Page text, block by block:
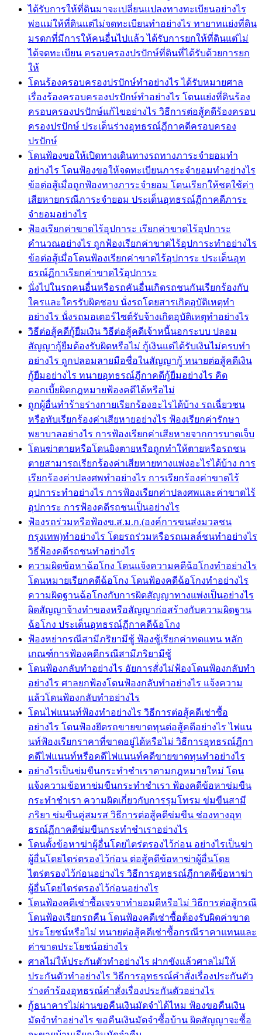
ได้รับการให้ที่ดินมาจะเปลี่ยนแปลงทางทะเบียนอย่างไร
พ่อแม่ให้ที่ดินแต่ไม่จดทะเบียนทำอย่างไร ทายาทแย่งที่ดิน
มรดกที่มีการให้คนอื่นไปแล้ว ได้รับการยกให้ที่ดินแต่ไม่
ได้จดทะเบียน ครอบครองปรปักษ์ที่ดินที่ได้รับด้วยการยก
ให้
โดนร้องครอบครองปรปักษ์ทำอย่างไร ได้รับหมายศาล
เรื่องร้องครอบครองปรปักษ์ทำอย่างไร โดนแย่งที่ดินร้อง
ครอบครองปรปักษ์แก้ไขอย่างไร วิธีการต่อสู้คดีร้องครอบ
ครองปรปักษ์ ประเด็นร่างอุทธรณ์ฏีกาคดีครอบครอง
ปรปักษ์
โดนฟ้องขอให้เปิดทางเดินทางรถทางภาระจำยอมทำ
อย่างไร โดนฟ้องขอให้จดทะเบียนภาระจำยอมทำอย่างไร
ข้อต่อสู้เมื่อถูกฟ้องทางภาระจำยอม โดนเรียกให้ชดใช้ค่า
เสียหายกรณีภาระจำยอม ประเด็นอุทธรณ์ฏีกาคดีภาระ
จำยอมอย่างไร
ฟ้องเรียกค่าขาดไร้อุปการะ เรียกค่าขาดไร้อุปการะ
คำนวณอย่างไร ถูกฟ้องเรียกค่าขาดไร้อุปการะทำอย่างไร
ข้อต่อสู้เมื่อโดนฟ้องเรียกค่าขาดไร้อุปการะ ประเด็นอุท
ธรณ์ฏีกาเรียกค่าขาดไร้อุปการะ
นั่งไปในรถคนอื่นหรือรถคันอื่นเกิดรถชนกันเรียกร้องกับ
ใครและใครรับผิดชอบ นั่งรถโดยสารเกิดอุบัติเหตุทำ
อย่างไร นั่งรถมอเตอร์ไซต์รับจ้างเกิดอุบัติเหตุทำอย่างไร
วิธีต่อสู้คดีกู้ยืมเงิน วิธีต่อสู้คดีเจ้าหนี้นอกระบบ ปลอม
สัญญากู้ยืมต้องรับผิดหรือไม่ กู้เงินแต่ได้รับเงินไม่ครบทำ
อย่างไร ถูกปลอมลายมือชื่อในสัญญากู้ ทนายต่อสู้คดีเงิน
กู้ยืมอย่างไร ทนายอุทธรณ์ฏีกาคดีกู้ยืมอย่างไร คิด
ดอกเบี้ยผิดกฎหมายฟ้องคดีได้หรือไม่
ถูกผู้อื่นทำร้ายร่างกายเรียกร้องอะไรได้บ้าง รถเฉี่ยวชน
หรือทับเรียกร้องค่าเสียหายอย่างไร ฟ้องเรียกค่ารักษา
พยาบาลอย่างไร การฟ้องเรียกค่าเสียหายจากการบาดเจ็บ
โดนฆ่าตายหรือโดนยิงตายหรือถูกทำให้ตายหรือรถชน
ตายสามารถเรียกร้องค่าเสียหายทางแพ่งอะไรได้บ้าง การ
เรียกร้องค่าปลงศพทำอย่างไร การเรียกร้องค่าขาดไร้
อุปการะทำอย่างไร การฟ้องเรียกค่าปลงศพและค่าขาดไร้
อุปการะ การฟ้องคดีรถชนเป็นอย่างไร
ฟ้องรถร่วมหรือฟ้องข.ส.ม.ก.(องค์การขนส่งมวลชน
กรุงเทพ)ทำอย่างไร โดยรถร่วมหรือรถเมลล์ชนทำอย่างไร
วิธีฟ้องคดีรถชนทำอย่างไร
ความผิดข้อหาฉ้อโกง โดนแจ้งความคดีฉ้อโกงทำอย่างไร
โดนหมายเรียกคดีฉ้อโกง โดนฟ้องคดีฉ้อโกงทำอย่างไร
ความผิดฐานฉ้อโกงกับการผิดสัญญาทางแพ่งเป็นอย่างไร
ผิดสัญญาจ้างทำของหรือสัญญาก่อสร้างกับความผิดฐาน
ฉ้อโกง ประเด็นอุทธรณ์ฏีกาคดีฉ้อโกง
ฟ้องหย่ากรณีสามีภริยามีชู้ ฟ้องชู้เรียกค่าทดแทน หลัก
เกณฑ์การฟ้องคดีกรณีสามีภริยามีชู้
โดนฟ้องกลับทำอย่างไร อัยการสั่งไม่ฟ้องโดนฟ้องกลับทำ
อย่างไร ศาลยกฟ้องโดนฟ้องกลับทำอย่างไร แจ้งความ
แล้วโดนฟ้องกลับทำอย่างไร
โดนไฟแนนท์ฟ้องทำอย่างไร วิธีการต่อสู้คดีเช่าซื้อ
อย่างไร โดนฟ้องยึดรถขายขาดทุนต่อสู้คดีอย่างไร ไฟแน
นท์ฟ้องเรียกราคาที่ขาดอยู่ได้หรือไม่ วิธีการอุทธรณ์ฏีกา
คดีไฟแนนท์หรือคดีไฟแนนท์คดีขายขาดทุนทำอย่างไร
อย่างไรเป็นข่มขืนกระทำชำเราตามกฎหมายใหม่ โดน
แจ้งความข้อหาข่มขืนกระทำชำเรา ฟ้องคดีข้อหาข่มขืน
กระทำชำเรา ความผิดเกี่ยวกับการรุมโทรม ข่มขืนสามี
ภริยา ข่มขืนคู่สมรส วิธีการต่อสู้คดีข่มขืน ช่องทางอุท
ธรณ์ฏีกาคดีข่มขืนกระทำชำเราอย่างไร
โดนตั้งข้อหาฆ่าผู้อื่นโดยไตร่ตรองไว้ก่อน อย่างไรเป็นฆ่า
ผู้อื่นโดยไตร่ตรองไว้ก่อน ต่อสู้คดีข้อหาฆ่าผู้อื่นโดย
ไตร่ตรองไว้ก่อนอย่างไร วิธีการอุทธรณ์ฏีกาคดีข้อหาฆ่า
ผู้อื่นโดยไตร่ตรองไว้ก่อนอย่างไร
โดนฟ้องคดีเช่าซื้อเจรจาทำยอมดีหรือไม่ วิธีการต่อสู้กรณี
โดนฟ้องเรียกรถคืน โดนฟ้องคดีเช่าซื้อต้องรับผิดค่าขาด
ประโยชน์หรือไม่ ทนายต่อสู้คดีเช่าซื้อกรณีราคาแทนและ
ค่าขาดประโยชน์อย่างไร
ศาลไม่ให้ประกันตัวทำอย่างไร ฝากขังแล้วศาลไม่ให้
ประกันตัวทำอย่างไร วิธีการอุทธรณ์คำสั่งเรื่องประกันตัว
ร่างคำร้องอุทธรณ์คำสั่งเรื่องประกันตัวอย่างไร
กู้ธนาคารไม่ผ่านขอคืนเงินมัดจำได้ไหม ฟ้องขอคืนเงิน
มัดจำทำอย่างไร ขอคืนเงินมัดจำซื้อบ้าน ผิดสัญญาจะซื้อ